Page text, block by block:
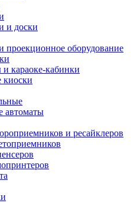
и доски
проекционное оборудование
караоке-кабинки
автоматы
и ресайклеров